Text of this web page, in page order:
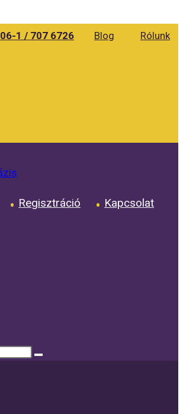
06-1 / 707 6726 Blog
Rólunk
Regisztráció Kapcsolat